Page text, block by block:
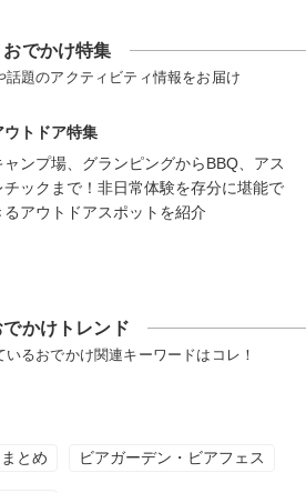
おでかけ特集
話題のアクティビティ情報をお届け
ウトドア特集
ャンプ場、グランピングからBBQ、アス
チックまで！非日常体験を存分に堪能で
るアウトドアスポットを紹介
でかけトレンド
るおでかけ関連キーワードはコレ！
とめ ビアガーデン・ビアフェス